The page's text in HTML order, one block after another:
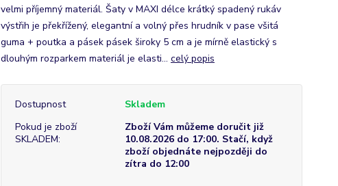
velmi příjemný materiál. Šaty v MAXI délce krátký spadený rukáv
výstřih je překřížený, elegantní a volný přes hrudník v pase všitá
guma + poutka a pásek pásek široky 5 cm a je mírně elastický s
dlouhým rozparkem materiál je elasti... celý popis
Dostupnost
Skladem
Pokud je zboží
SKLADEM:
Zboží Vám můžeme doručit již
10.08.2026 do 17:00. Stačí, když
zboží objednáte nejpozději do
zítra do 12:00